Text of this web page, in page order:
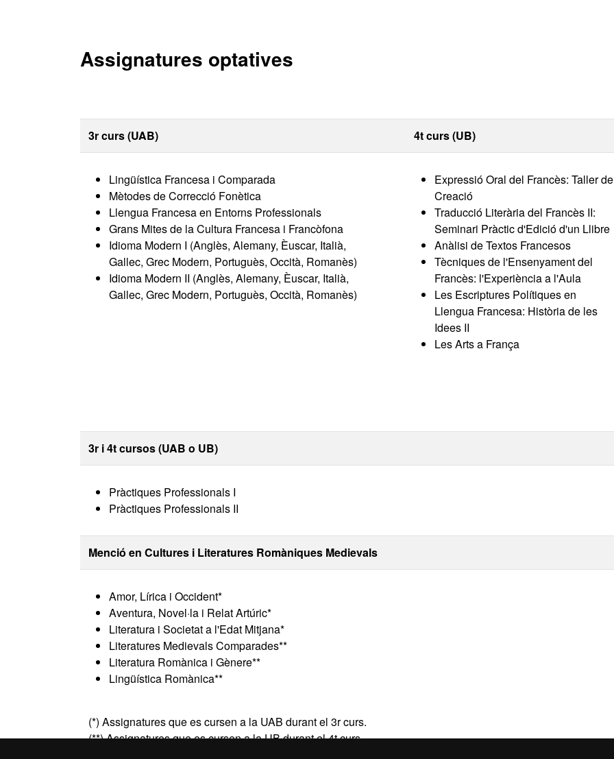
Assignatures optatives
3r curs (UAB) 4t curs (UB)
Lingüística Francesa i Comparada
Mètodes de Correcció Fonètica
Llengua Francesa en Entorns Professionals
Grans Mites de la Cultura Francesa i Francòfona
Idioma Modern I (Anglès, Alemany, Èuscar, Italià,
Gallec, Grec Modern, Portuguès, Occità, Romanès)
Idioma Modern II (Anglès, Alemany, Èuscar, Italià,
Gallec, Grec Modern, Portuguès, Occità, Romanès)
Expressió Oral del Francès: Taller de
Creació
Traducció Literària del Francès II:
Seminari Pràctic d'Edició d'un Llibre
Anàlisi de Textos Francesos
Tècniques de l'Ensenyament del
Francès: l'Experiència a l'Aula
Les Escriptures Polítiques en
Llengua Francesa: Història de les
Idees II
Les Arts a França
3r i 4t cursos (UAB o UB)
Pràctiques Professionals I
Pràctiques Professionals II
Menció en Cultures i Literatures Romàniques Medievals
Amor, Lírica i Occident*
Aventura, Novel·la i Relat Artúric*
Literatura i Societat a l'Edat Mitjana*
Literatures Medievals Comparades**
Literatura Romànica i Gènere**
Lingüística Romànica**
(*) Assignatures que es cursen a la UAB durant el 3r curs.
(**) Assignatures que es cursen a la UB durant el 4t curs.